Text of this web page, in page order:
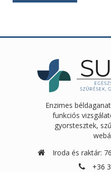
Enzimes
funkciós
gyorstesztek,
Iroda és raktár:
+36